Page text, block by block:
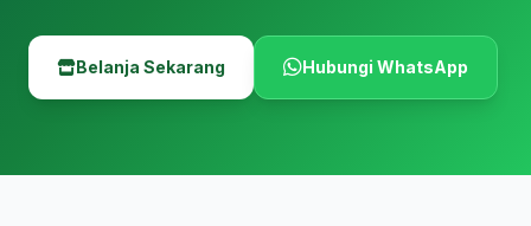
Belanja Sekarang Hubungi WhatsApp